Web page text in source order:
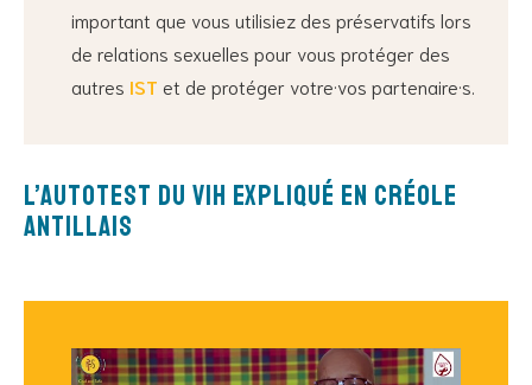
important que vous utilisiez des préservatifs lors
de relations sexuelles pour vous protéger des
autres IST et de protéger votre·vos partenaire·s.
L’autotest du VIH expliqué en Créole
antillais